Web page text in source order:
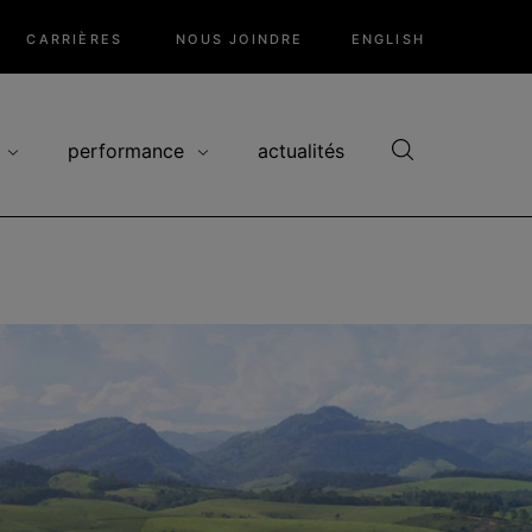
CARRIÈRES NOUS JOINDRE ENGLISH
performance actualités